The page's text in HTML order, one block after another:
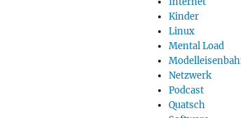
Kinder
Linux
Mental Load
Netzwerk
Podcast
Quatsch